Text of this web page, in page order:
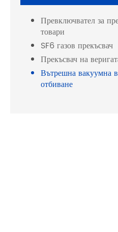
Превключвател за
товари
SF6 газов прекъсвач
Прекъсвач на
Вътрешна вакуумна
отбиване